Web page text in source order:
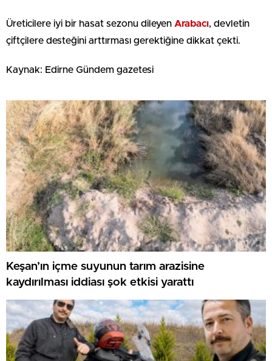
Üreticilere iyi bir hasat sezonu dileyen Arabacı, devletin
çiftçilere desteğini arttırması gerektiğine dikkat çekti.
Kaynak: Edirne Gündem gazetesi
Keşan’ın içme suyunun tarım arazisine
kaydırılması iddiası şok etkisi yarattı